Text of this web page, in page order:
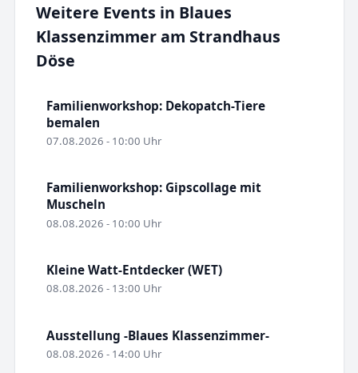
Weitere Events in Blaues
Klassenzimmer am Strandhaus
Döse
Familienworkshop: Dekopatch-Tiere
bemalen
07.08.2026 - 10:00 Uhr
Familienworkshop: Gipscollage mit
Muscheln
08.08.2026 - 10:00 Uhr
Kleine Watt-Entdecker (WET)
08.08.2026 - 13:00 Uhr
Ausstellung -Blaues Klassenzimmer-
08.08.2026 - 14:00 Uhr